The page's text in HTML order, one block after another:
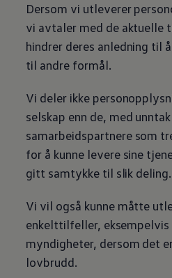
Dersom vi utleverer
vi avtaler med de aktuelle
hindrer deres anledning til
til andre formål.
Vi deler ikke
selskap enn de, med
samarbeidspartnere som
for å kunne levere sine
gitt samtykke til slik deling.
Vi vil også kunne måtte
enkelttilfeller,
myndigheter, dersom det
lovbrudd.